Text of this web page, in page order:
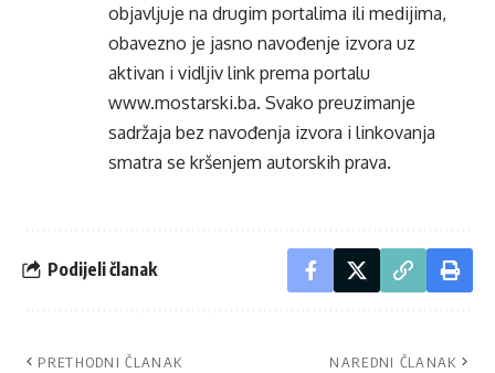
objavljuje na drugim portalima ili medijima,
obavezno je jasno navođenje izvora uz
aktivan i vidljiv link prema portalu
www.mostarski.ba. Svako preuzimanje
sadržaja bez navođenja izvora i linkovanja
smatra se kršenjem autorskih prava.
Podijeli članak
PRETHODNI ČLANAK NAREDNI ČLANAK